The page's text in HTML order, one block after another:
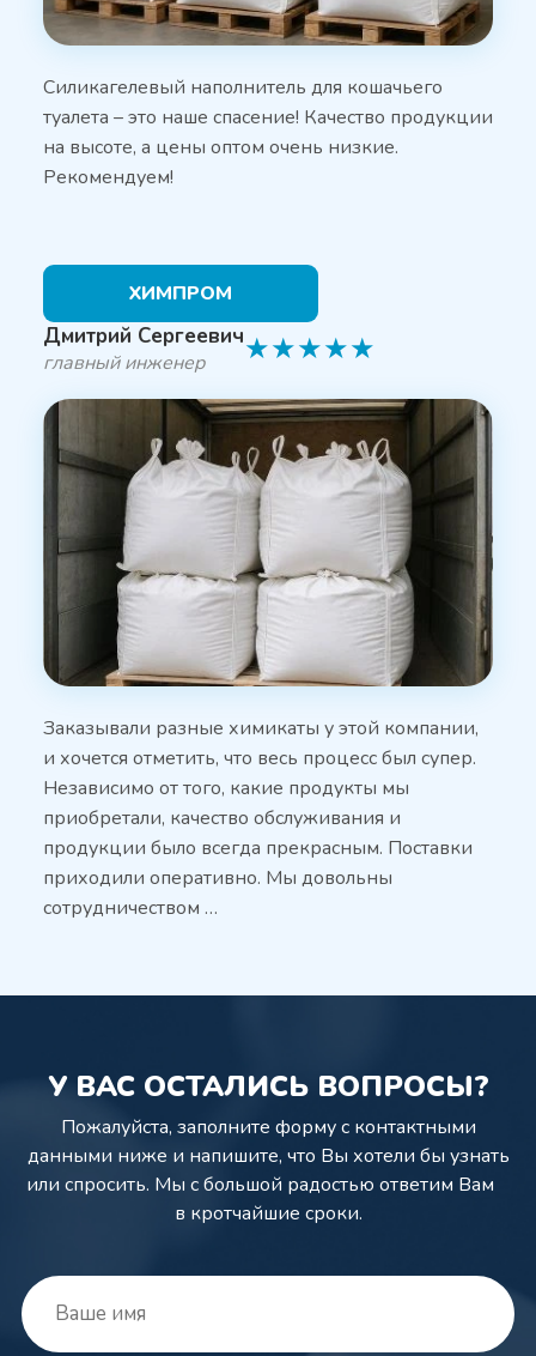
Силикагелевый наполнитель для кошачьего
туалета – это наше спасение! Качество продукции
на высоте, а цены оптом очень низкие.
Рекомендуем!
ХИМПРОМ
Дмитрий Сергеевич
главный инженер ★★★★★
Заказывали разные химикаты у этой компании,
и хочется отметить, что весь процесс был супер.
Независимо от того, какие продукты мы
приобретали, качество обслуживания и
продукции было всегда прекрасным. Поставки
приходили оперативно. Мы довольны
сотрудничеством …
У ВАС ОСТАЛИСЬ ВОПРОСЫ?
Пожалуйста, заполните форму с контактными
данными ниже и напишите, что Вы хотели бы узнать
или спросить. Мы с большой радостью ответим Вам
в кротчайшие сроки.